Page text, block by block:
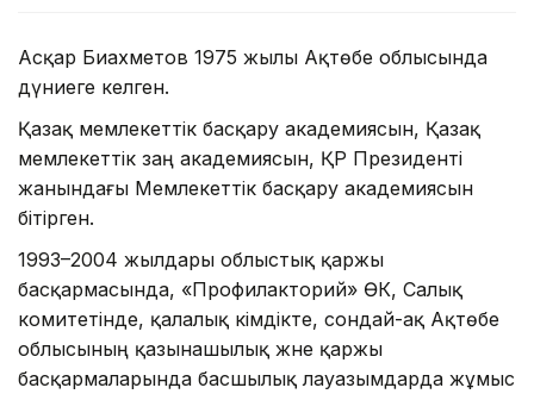
Асқар Биахметов 1975 жылы Ақтөбе облысында
дүниеге келген.
Қазақ мемлекеттік басқару академиясын, Қазақ
мемлекеттік заң академиясын, ҚР Президенті
жанындағы Мемлекеттік басқару академиясын
бітірген.
1993–2004 жылдары облыстық қаржы
басқармасында, «Профилакторий» ӨК, Салық
комитетінде, қалалық әкімдікте, сондай-ақ Ақтөбе
облысының қазынашылық және қаржы
басқармаларында басшылық лауазымдарда жұмыс